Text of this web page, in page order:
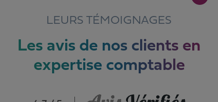
LEURS TÉMOIGNAGES
Les avis de nos clients en
expertise comptable